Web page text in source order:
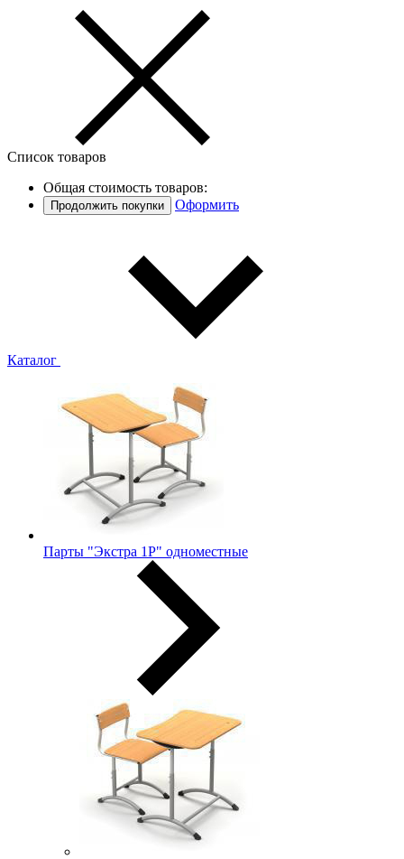
Список товаров
Общая стоимость товаров:
Продолжить покупки Оформить
Каталог
Парты "Экстра 1Р" одноместные